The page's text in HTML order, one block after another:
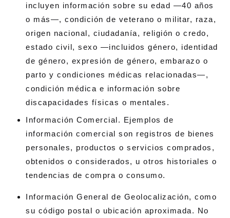
incluyen información sobre su edad —40 años
o más—, condición de veterano o militar, raza,
origen nacional, ciudadanía, religión o credo,
estado civil, sexo —incluidos género, identidad
de género, expresión de género, embarazo o
parto y condiciones médicas relacionadas—,
condición médica e información sobre
discapacidades físicas o mentales.
Información Comercial. Ejemplos de
información comercial son registros de bienes
personales, productos o servicios comprados,
obtenidos o considerados, u otros historiales o
tendencias de compra o consumo.
Información General de Geolocalización, como
su código postal o ubicación aproximada. No